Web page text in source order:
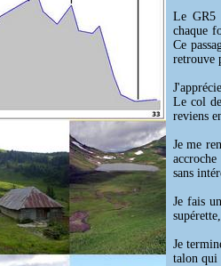
Le GR5
chaque
Ce
retrouve
Le col
reviens
Je me
sans
Je fais
Je
talon qui